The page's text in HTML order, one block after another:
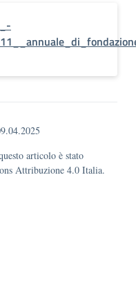
articolo è stato
Attribuzione 4.0 Italia.